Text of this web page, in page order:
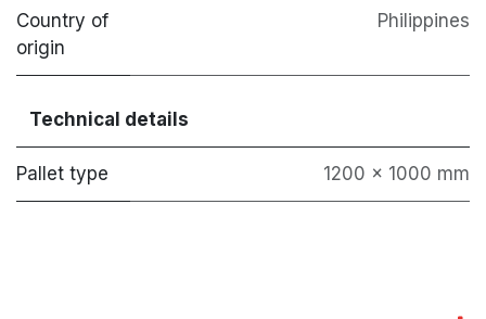
Country of
origin
Philippines
Technical details
Pallet type 1200 x 1000 mm